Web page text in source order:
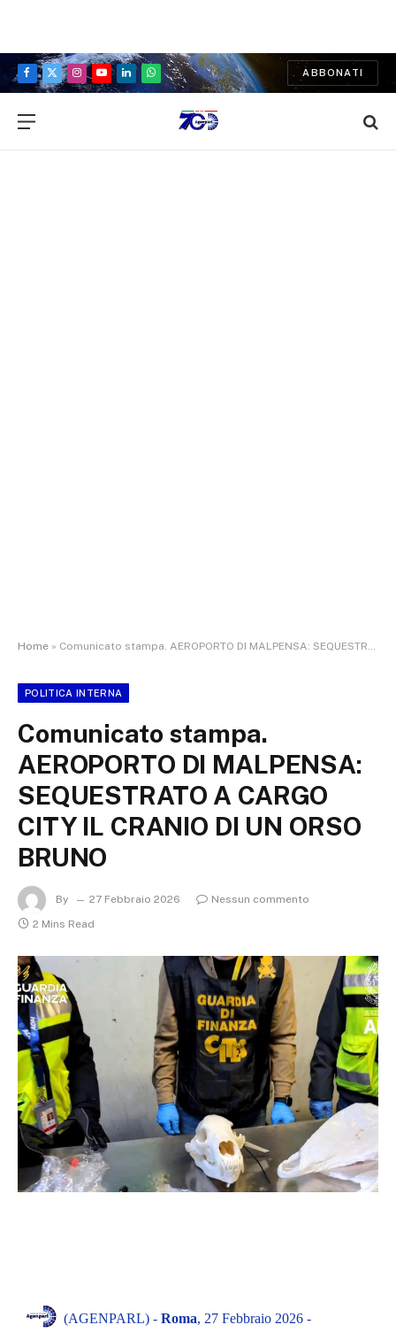
Facebook
X
Instagram
YouTubeLinkedInWhatsApp
ABBONATI
Home » Comunicato stampa. AEROPORTO DI MALPENSA: SEQUESTRATO A CARGO CITY IL CRANIO DI UN ORSO BRUNO
POLITICA INTERNA
Comunicato stampa.
AEROPORTO DI MALPENSA:
SEQUESTRATO A CARGO
CITY IL CRANIO DI UN ORSO
BRUNO
By 27 Febbraio 2026
Nessun commento
2 Mins Read
(AGENPARL) - Roma, 27 Febbraio 2026 -